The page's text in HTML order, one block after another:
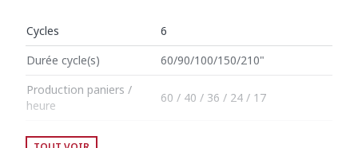
Cycles
6
Durée cycle(s)
60/90/100/150/210"
Production paniers /
heure
60 / 40 / 36 / 24 / 17